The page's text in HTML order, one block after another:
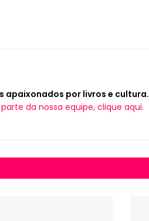
apaixonados por livros e cultura.
da nossa equipe, clique aqui.